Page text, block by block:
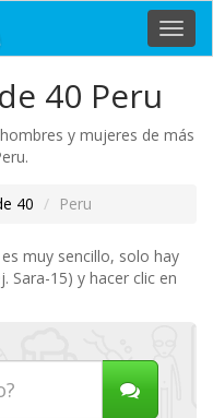
40 Peru
y mujeres de más
40 Peru
muy sencillo, solo hay
Sara-15) y hacer clic en